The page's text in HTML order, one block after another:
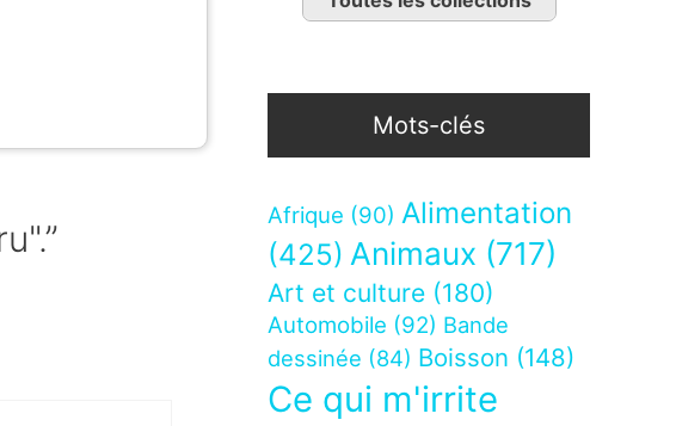
Mots-clés
Afrique (90) Alimentation
(425) Animaux (717)
Art et culture (180)
Automobile (92) Bande
dessinée (84) Boisson (148)
Ce qui m'irrite